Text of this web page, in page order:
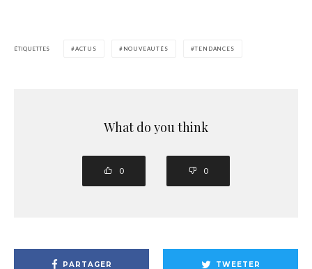
ÉTIQUETTES ACTUS NOUVEAUTÉS TENDANCES
What do you think
0 0
PARTAGER TWEETER